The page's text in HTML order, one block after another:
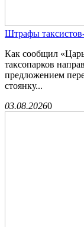
Штрафы таксистов-
Как сообщил
таксопарков
предложением
стоянку...
03.08.20260